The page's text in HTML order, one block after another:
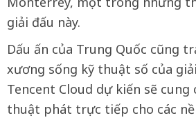
giải đấu này.
Dấu ấn của Trung Quốc cũng
xương sống kỹ thuật số của
Tencent Cloud dự kiến sẽ cung
thuật phát trực tiếp cho các